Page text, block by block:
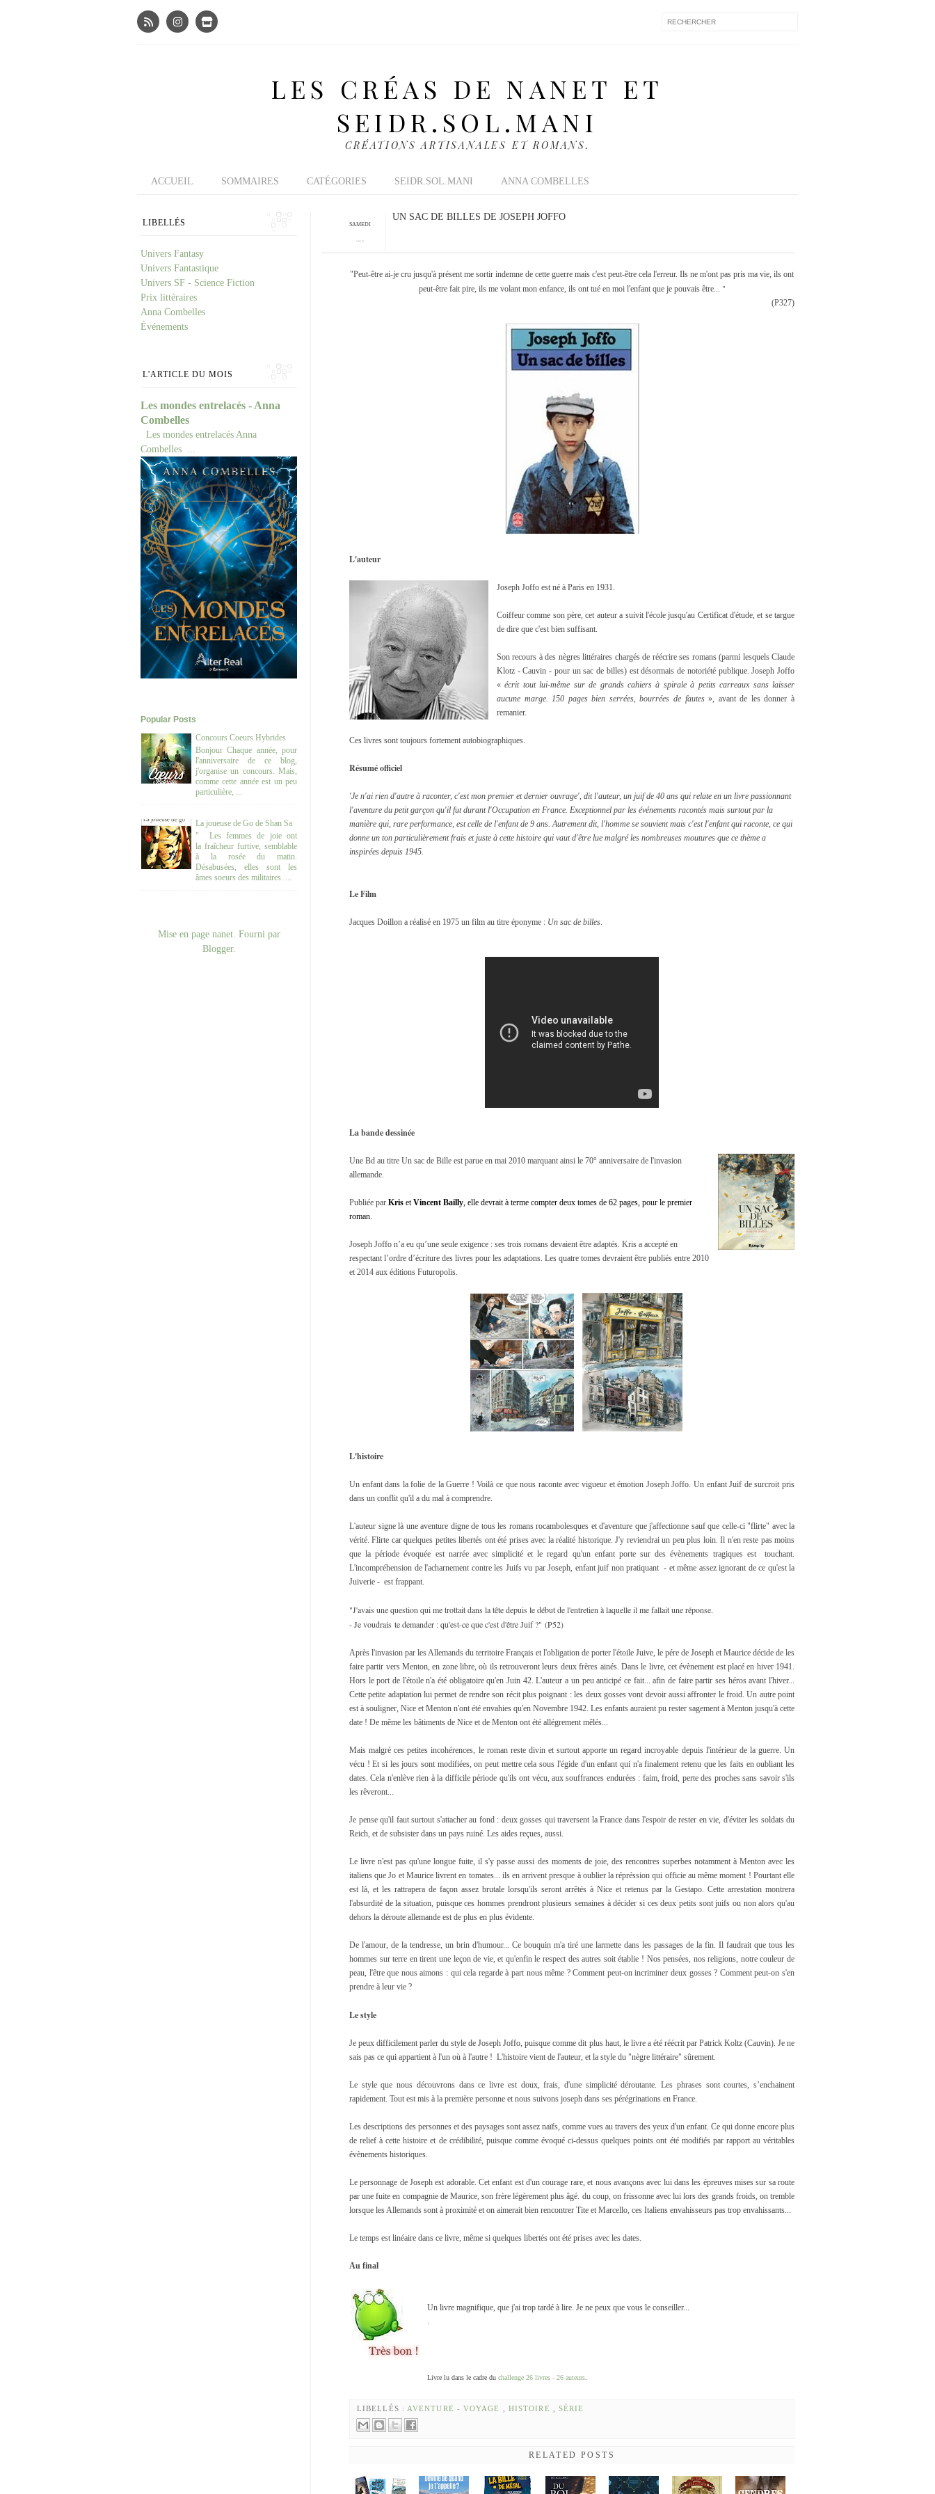
LES CRÉAS DE NANET ET
SEIDR.SOL.MANI
CRÉATIONS ARTISANALES ET ROMANS.
ACCUEIL SOMMAIRES CATÉGORIES SEIDR.SOL.MANI ANNA COMBELLES
SAMEDI
UN SAC DE BILLES DE JOSEPH JOFFO
"Peut-être ai-je cru jusqu'à présent me sortir indemne de cette guerre mais c'est peut-être cela l'erreur. Ils ne m'ont pas pris ma vie, ils ont
peut-être fait pire, ils me volant mon enfance, ils ont tué en moi l'enfant que je pouvais être... "
(P327)
L'auteur
Joseph Joffo est né à Paris en 1931.
Coiffeur comme son père, cet auteur a suivit l'école jusqu'au Certificat d'étude, et se targue
de dire que c'est bien suffisant.
Son recours à des nègres littéraires chargés de réécrire ses romans (parmi lesquels Claude
Klotz - Cauvin - pour un sac de billes) est désormais de notoriété publique. Joseph Joffo
«écrit tout lui-même sur de grands cahiers à spirale à petits carreaux sans laisser
aucune marge. 150 pages bien serrées, bourrées de fautes», avant de les donner à
remanier.
Ces livres sont toujours fortement autobiographiques.
Résumé officiel
'Je n'ai rien d'autre à raconter, c'est mon premier et dernier ouvrage', dit l'auteur, un juif de 40 ans qui relate en un livre passionnant
l'aventure du petitgarçon qu'il fut durant l'Occupation en France. Exceptionnel par les événements racontés mais surtout par la
manière qui, rare performance, est celle de l'enfant de 9 ans. Autrement dit, l'homme se souvient mais c'est l'enfant qui raconte, ce qui
donne un ton particulièrement frais et juste à cette histoire qui vaut d'être lue malgré les nombreuses moutures que ce thème a
inspirées depuis 1945.
Le Film
Jacques Doillon a réalisé en 1975 un film au titre éponyme : Un sac de billes.
La bande dessinée
Une Bd au titre Un sac de Bille est parue en mai 2010 marquant ainsi le 70° anniversaire de l'invasion
allemande.
Publiée par Kris etVincent Bailly, elle devrait à terme compter deux tomes de 62 pages, pour le premier
roman.
Joseph Joffo n’a eu qu’une seule exigence : ses trois romans devaient être adaptés. Kris a accepté en
respectant l’ordre d’écriture des livres pour les adaptations. Les quatre tomes devraient être publiés entre 2010
et 2014 aux éditions Futuropolis.
L'histoire
Un enfant dans la folie de la Guerre ! Voilà ce que nous raconte avec vigueur et émotion Joseph Joffo. Un enfant Juif de surcroit pris
dans un conflit qu'il a du mal à comprendre.
L'auteur signe là une aventure digne de tous les romans rocambolesques et d'aventure que j'affectionne sauf que celle-ci "flirte" avec la
vérité. Flirte car quelques petites libertés ont été prises avec la réalité historique. J'y reviendrai un peu plus loin. Il n'en reste pas moins
que la période évoquée est narrée avec simplicité et le regard qu'un enfant porte sur des évènements tragiques est touchant.
L'incompréhension de l'acharnement contre les Juifs vu par Joseph, enfant juif non pratiquant - et même assez ignorant de ce qu'est la
Juiverie - est frappant.
"J'avais une question qui me trottait dans la tête depuis le début de l'entretien à laquelle il me fallait une réponse.
- Je voudrais te demander : qu'est-ce que c'est d'être Juif ?" (P52)
Après l'invasion par les Allemands du territoire Français et l'obligation de porter l'étoile Juive, le pére de Joseph et Maurice décide de les
faire partir vers Menton, en zone libre, où ils retrouveront leurs deux frères ainés. Dans le livre, cet évènement est placé en hiver 1941.
Hors le port de l'étoile n'a été obligatoire qu'en Juin 42. L'auteur a un peu anticipé ce fait... afin de faire partir ses héros avant l'hiver...
Cette petite adaptation lui permet de rendre son récit plus poignant : les deux gosses vont devoir aussi affronter le froid. Un autre point
est à souligner, Nice et Menton n'ont été envahies qu'en Novembre 1942. Les enfants auraient pu rester sagement à Menton jusqu'à cette
date ! De même les bâtiments de Nice et de Menton ont été allégrement mêlés...
Mais malgré ces petites incohérences, le roman reste divin et surtout apporte un regard incroyable depuis l'intérieur de la guerre. Un
vécu ! Et si les jours sont modifiées, on peut mettre cela sous l'égide d'un enfant qui n'a finalement retenu que les faits en oubliant les
dates. Cela n'enlève rien à la difficile période qu'ils ont vécu, aux souffrances endurées : faim, froid, perte des proches sans savoir s'ils
les rêveront...
Je pense qu'il faut surtout s'attacher au fond : deux gosses qui traversent la France dans l'espoir de rester en vie, d'éviter les soldats du
Reich, et de subsister dans un pays ruiné. Les aides reçues, aussi.
Le livre n'est pas qu'une longue fuite, il s'y passe aussi des moments de joie, des rencontres superbes notamment à Menton avec les
italiens que Jo et Maurice livrent en tomates... ils en arrivent presque à oublier la répréssion qui officie au même moment ! Pourtant elle
est là, et les rattrapera de façon assez brutale lorsqu'ils seront arrêtés à Nice et retenus par la Gestapo. Cette arrestation montrera
l'absurdité de la situation, puisque ces hommes prendront plusieurs semaines à décider si ces deux petits sont juifs ou non alors qu'au
dehors la déroute allemande est de plus en plus évidente.
De l'amour, de la tendresse, un brin d'humour... Ce bouquin m'a tiré une larmette dans les passages de la fin. Il faudrait que tous les
hommes sur terre en tirent une leçon de vie, et qu'enfin le respect des autres soit établie ! Nos pensées, nos religions, notre couleur de
peau, l'être que nous aimons : qui cela regarde à part nous même ? Comment peut-on incriminer deux gosses ? Comment peut-on s'en
prendre à leur vie ?
Le style
Je peux difficilement parler du style de Joseph Joffo, puisque comme dit plus haut, le livre a été réécrit par Patrick Koltz (Cauvin). Je ne
sais pas ce qui appartient à l'un où à l'autre ! L'histoire vient de l'auteur, et la style du "nègre littéraire" sûrement.
Le style que nous découvrons dans ce livre est doux, frais, d'une simplicité déroutante. Les phrases sont courtes, s’enchainent
rapidement. Tout est mis à la première personne et nous suivons joseph dans ses pérégrinations en France.
Les descriptions des personnes et des paysages sont assez naïfs, comme vues au travers des yeux d'un enfant. Ce qui donne encore plus
de relief à cette histoire et de crédibilité, puisque comme évoqué ci-dessus quelques points ont été modifiés par rapport au véritables
évènements historiques.
Le personnage de Joseph est adorable. Cet enfant est d'un courage rare, et nous avançons avec lui dans les épreuves mises sur sa route
par une fuite en compagnie de Maurice, son frère légèrement plus âgé. du coup, on frissonne avec lui lors des grands froids, on tremble
lorsque les Allemands sont à proximité et on aimerait bien rencontrer Tite et Marcello, ces Italiens envahisseurs pas trop envahissants...
Le temps est linéaire dans ce livre, même si quelques libertés ont été prises avec les dates.
Au final
Un livre magnifique, que j'ai trop tardé à lire. Je ne peux que vous le conseiller...
.
Livre lu dans le cadre du challenge 26 livres - 26 auteurs.
LIBELLÉS : AVENTURE - VOYAGE HISTOIRE SÉRIE
RELATED POSTS
LIBELLÉS
Univers Fantasy
Univers Fantastique
Univers SF - Science Fiction
Prix littéraires
Anna Combelles
Événements
L'ARTICLE DU MOIS
Les mondes entrelacés - Anna
Combelles
Les mondes entrelacés Anna
Combelles ...
Popular Posts
Concours Coeurs Hybrides
Bonjour Chaque année, pour
l'anniversaire de ce blog,
j'organise un concours. Mais,
comme cette année est un peu
particulière, ...
La joueuse de Go de Shan Sa
" Les femmes de joie ont
la fraîcheur furtive, semblable
à la rosée du matin.
Désabusées, elles sont les
âmes soeurs des militaires. ...
Mise en page nanet. Fourni par
Blogger.